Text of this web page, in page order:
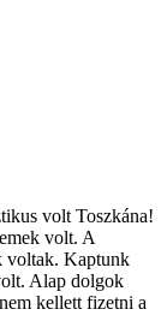
volt Toszkána!
volt. A
voltak. Kaptunk
Alap dolgok
kellett fizetni a